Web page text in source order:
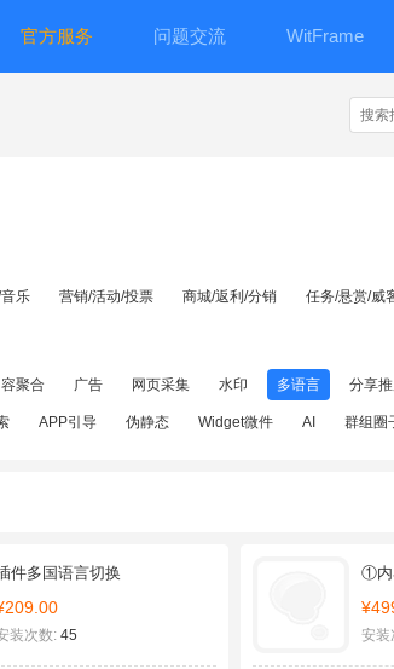
官方服务 问题交流 WitFrame
乐 营销/活动/投票 商城/返利/分销 任务/悬赏/威
聚合 广告 网页采集 水印 多语言 分享
APP引导 伪静态 Widget微件 AI 群组圈
件多国语言切换
装次数: 45
①内
安装